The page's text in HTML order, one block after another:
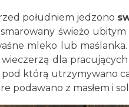
południem jedzono
świeżo ubitym
mleko lub
dla
którą utrzymywano
podawano z masłem i